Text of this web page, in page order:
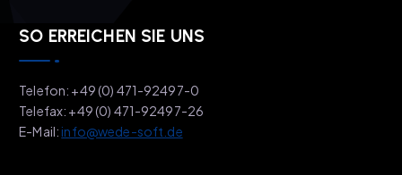
SO ERREICHEN SIE UNS
Telefon: +49 (0) 471-92497-0
Telefax: +49 (0) 471-92497-26
E-Mail: info@wede-soft.de